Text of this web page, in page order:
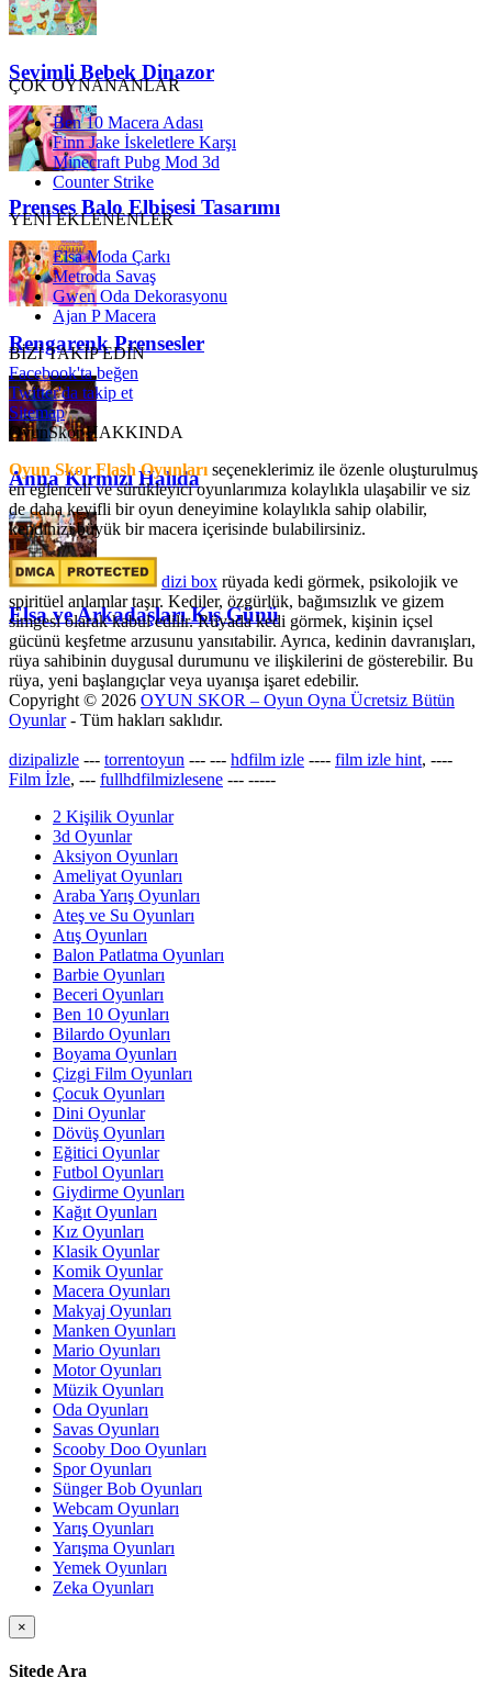
Sevimli Bebek Dinazor
Prenses Balo Elbisesi Tasarımı
Rengarenk Prensesler
Anna Kırmızı Halıda
Elsa ve Arkadaşları Kış Günü
ÇOK OYNANANLAR
Ben 10 Macera Adası
Finn Jake İskeletlere Karşı
Minecraft Pubg Mod 3d
Counter Strike
YENİ EKLENENLER
Elsa Moda Çarkı
Metroda Savaş
Gwen Oda Dekorasyonu
Ajan P Macera
BİZİ TAKİP EDİN
Facebook'ta beğen
Twitter'da takip et
Sitemap
OyunSkor HAKKINDA
Oyun Skor Flash Oyunları seçeneklerimiz ile özenle oluşturulmuş
en eğlenceli ve sürükleyici oyunlarımıza kolaylıkla ulaşabilir ve siz
de daha keyifli bir oyun deneyimine kolaylıkla sahip olabilir,
kendinizi büyük bir macera içerisinde bulabilirsiniz.
dizi box rüyada kedi görmek​, psikolojik ve
spiritüel anlamlar taşır. Kediler, özgürlük, bağımsızlık ve gizem
simgesi olarak kabul edilir. Rüyada kedi görmek, kişinin içsel
gücünü keşfetme arzusunu yansıtabilir. Ayrıca, kedinin davranışları,
rüya sahibinin duygusal durumunu ve ilişkilerini de gösterebilir. Bu
rüya, yeni başlangıçlar veya uyanışa işaret edebilir.
Copyright © 2026 OYUN SKOR – Oyun Oyna Ücretsiz Bütün
Oyunlar- Tüm hakları saklıdır.
dizipalizle --- torrentoyun --- --- hdfilm izle ---- film izle hint, ----
Film İzle, --- fullhdfilmizlesene --- -----
2 Kişilik Oyunlar
3d Oyunlar
Aksiyon Oyunları
Ameliyat Oyunları
Araba Yarış Oyunları
Ateş ve Su Oyunları
Atış Oyunları
Balon Patlatma Oyunları
Barbie Oyunları
Beceri Oyunları
Ben 10 Oyunları
Bilardo Oyunları
Boyama Oyunları
Çizgi Film Oyunları
Çocuk Oyunları
Dini Oyunlar
Dövüş Oyunları
Eğitici Oyunlar
Futbol Oyunları
Giydirme Oyunları
Kağıt Oyunları
Kız Oyunları
Klasik Oyunlar
Komik Oyunlar
Macera Oyunları
Makyaj Oyunları
Manken Oyunları
Mario Oyunları
Motor Oyunları
Müzik Oyunları
Oda Oyunları
Savas Oyunları
Scooby Doo Oyunları
Spor Oyunları
Sünger Bob Oyunları
Webcam Oyunları
Yarış Oyunları
Yarışma Oyunları
Yemek Oyunları
Zeka Oyunları
×
Sitede Ara